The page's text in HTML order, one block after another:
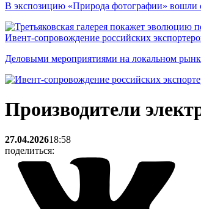
В экспозицию «Природа фотографии» вошли
Ивент-сопровождение российских
Деловыми мероприятиями на локальном
Производители
27.04.202618:58
поделиться: